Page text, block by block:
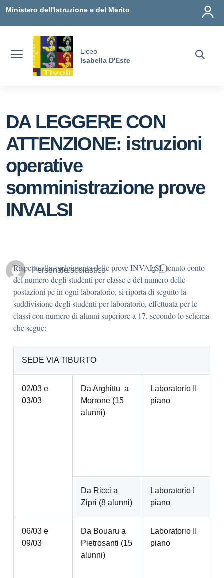
Ministero dell'Istruzione e del Merito
Liceo
Isabella D'Este
DA LEGGERE CON
ATTENZIONE: istruzioni
operative
somministrazione prove
INVALSI
Personale scolastico 0
Rispetto alla svolgimento delle prove INVALSI, tenuto conto
del numero degli studenti per classe e del numero delle
postazioni pc in ogni laboratorio, si riporta di seguito la
suddivisione degli studenti per laboratorio, effettuata per le
classi con numero di alunni superiore a 17, secondo lo schema
che segue:
SEDE VIA TIBURTO
02/03 e
03/03
Da Arghittu a
Morrone (15
alunni)
Laboratorio II
piano
Da Ricci a
Zipri (8 alunni)
Laboratorio I
piano
06/03 e
09/03
Da Bouaru a
Pietrosanti (15
alunni)
Laboratorio II
piano